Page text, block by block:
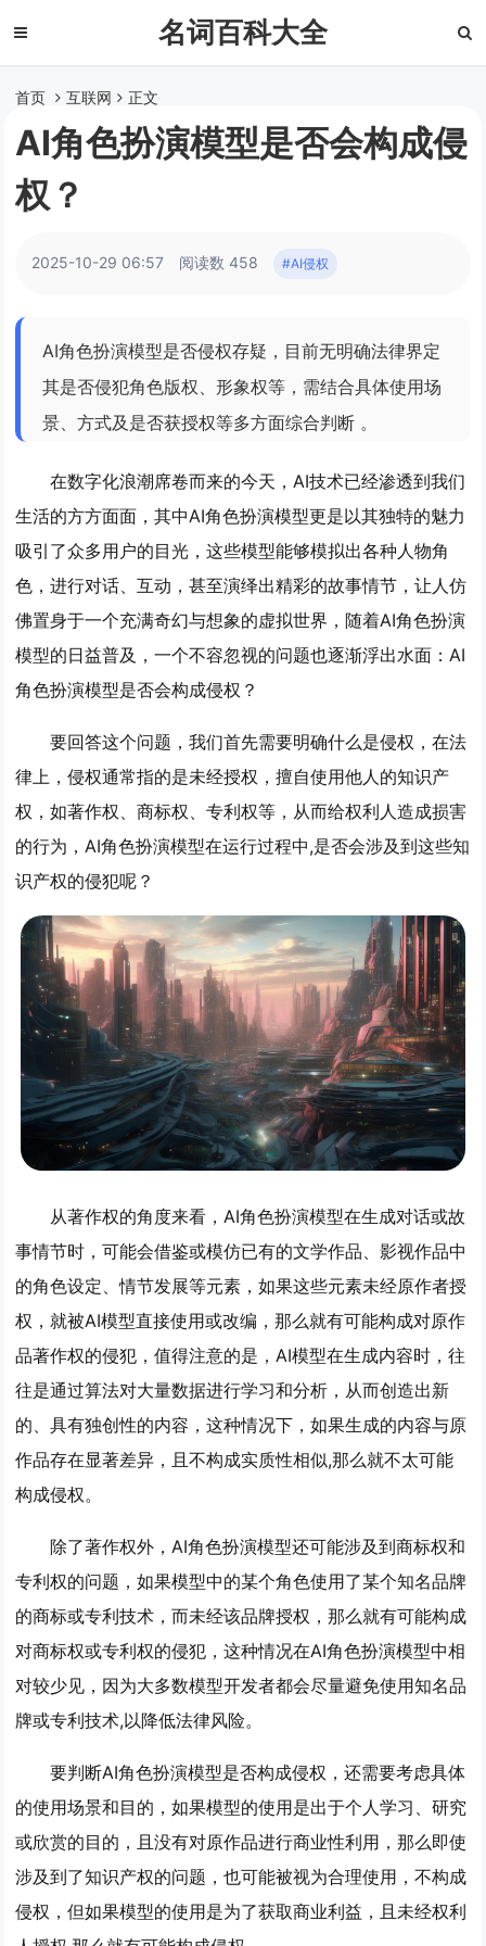
名词百科大全
首页 互联网 正文
AI角色扮演模型是否会构成侵
权？
2025-10-29 06:57 阅读数 458 #AI侵权
AI角色扮演模型是否侵权存疑，目前无明确法律界定
其是否侵犯角色版权、形象权等，需结合具体使用场
景、方式及是否获授权等多方面综合判断 。
在数字化浪潮席卷而来的今天，AI技术已经渗透到我们
生活的方方面面，其中AI角色扮演模型更是以其独特的魅力
吸引了众多用户的目光，这些模型能够模拟出各种人物角
色，进行对话、互动，甚至演绎出精彩的故事情节，让人仿
佛置身于一个充满奇幻与想象的虚拟世界，随着AI角色扮演
模型的日益普及，一个不容忽视的问题也逐渐浮出水面：AI
角色扮演模型是否会构成侵权？
要回答这个问题，我们首先需要明确什么是侵权，在法
律上，侵权通常指的是未经授权，擅自使用他人的知识产
权，如著作权、商标权、专利权等，从而给权利人造成损害
的行为，AI角色扮演模型在运行过程中,是否会涉及到这些知
识产权的侵犯呢？
从著作权的角度来看，AI角色扮演模型在生成对话或故
事情节时，可能会借鉴或模仿已有的文学作品、影视作品中
的角色设定、情节发展等元素，如果这些元素未经原作者授
权，就被AI模型直接使用或改编，那么就有可能构成对原作
品著作权的侵犯，值得注意的是，AI模型在生成内容时，往
往是通过算法对大量数据进行学习和分析，从而创造出新
的、具有独创性的内容，这种情况下，如果生成的内容与原
作品存在显著差异，且不构成实质性相似,那么就不太可能
构成侵权。
除了著作权外，AI角色扮演模型还可能涉及到商标权和
专利权的问题，如果模型中的某个角色使用了某个知名品牌
的商标或专利技术，而未经该品牌授权，那么就有可能构成
对商标权或专利权的侵犯，这种情况在AI角色扮演模型中相
对较少见，因为大多数模型开发者都会尽量避免使用知名品
牌或专利技术,以降低法律风险。
要判断AI角色扮演模型是否构成侵权，还需要考虑具体
的使用场景和目的，如果模型的使用是出于个人学习、研究
或欣赏的目的，且没有对原作品进行商业性利用，那么即使
涉及到了知识产权的问题，也可能被视为合理使用，不构成
侵权，但如果模型的使用是为了获取商业利益，且未经权利